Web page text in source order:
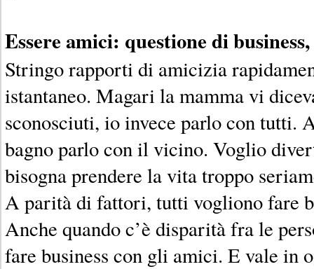
Essere amici: questione di
Stringo rapporti di amicizia
istantaneo. Magari la mamma vi
sconosciuti, io invece parlo con tutti.
bagno parlo con il vicino. Voglio
bisogna prendere la vita troppo
A parità di fattori, tutti vogliono fare
Anche quando c’è disparità fra le
fare business con gli amici. E vale in